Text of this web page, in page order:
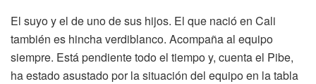
El suyo y el de uno de sus hijos. El que nació en Cali
también es hincha verdiblanco. Acompaña al equipo
siempre. Está pendiente todo el tiempo y, cuenta el Pibe,
ha estado asustado por la situación del equipo en la tabla